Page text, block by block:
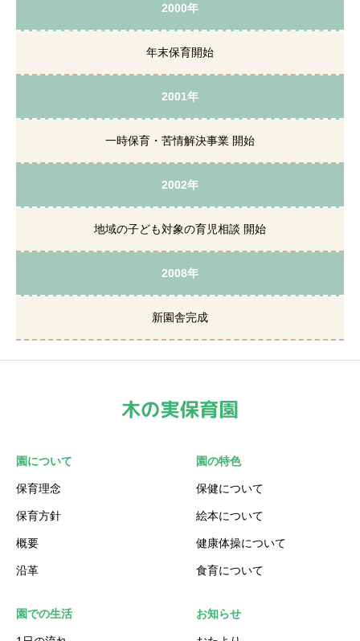
2000年
年末保育開始
2001年
一時保育・苦情解決事業 開始
2002年
地域の子ども対象の育児相談 開始
2008年
新園舎完成
園について
保育理念
保育方針
概要
沿革
園の特色
保健について
絵本について
健康体操について
食育について
園での生活 お知らせ